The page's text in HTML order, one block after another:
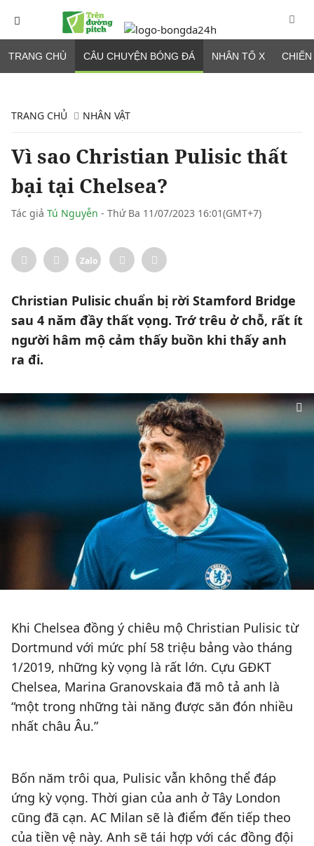
TRANG CHỦ CÂU CHUYỆN BÓNG ĐÁ NHÂN TỐ X
TRANG CHỦ NHÂN VẬT
Vì sao Christian Pulisic thất
bại tại Chelsea?
Tác giả Tú Nguyễn - Thứ Ba 11/07/2023 16:01(GMT+7)
Zalo
Christian Pulisic chuẩn bị rời Stamford Bridge
sau 4 năm đầy thất vọng. Trớ trêu ở chỗ, rất ít
người hâm mộ cảm thấy buồn khi thấy anh
ra đi.
Khi Chelsea đồng ý chiêu mộ Christian Pulisic từ
Dortmund với mức phí 58 triệu bảng vào tháng
1/2019, những kỳ vọng là rất lớn. Cựu GĐKT
Chelsea, Marina Granovskaia đã mô tả anh là
“một trong những tài năng được săn đón nhiều
nhất châu Âu.”
Bốn năm trôi qua, Pulisic vẫn không thể đáp
ứng kỳ vọng. Thời gian của anh ở Tây London
cũng đã cạn. AC Milan sẽ là điểm đến tiếp theo
của tiền vệ này. Anh sẽ tái hợp với các đồng đội